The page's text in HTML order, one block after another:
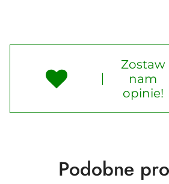
Zostaw
nam
opinie!
Produkty
Podobne